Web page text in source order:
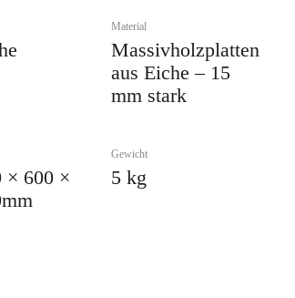
Material
Massivholzplatten
aus Eiche – 15
mm stark
× 600 ×
Gewicht
5 kg